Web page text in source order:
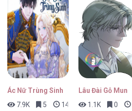
Ác Nữ Trùng Sinh
7.9K
5 14 phút trước
Lâu Đài Gỗ Mun
1.1K
0